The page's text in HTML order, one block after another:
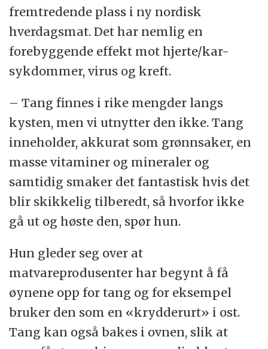
fremtredende plass i ny nordisk
hverdagsmat. Det har nemlig en
forebyggende effekt mot hjerte/kar-
sykdommer, virus og kreft.
– Tang finnes i rike mengder langs
kysten, men vi utnytter den ikke. Tang
inneholder, akkurat som grønnsaker, en
masse vitaminer og mineraler og
samtidig smaker det fantastisk hvis det
blir skikkelig tilberedt, så hvorfor ikke
gå ut og høste den, spør hun.
Hun gleder seg over at
matvareprodusenter har begynt å få
øynene opp for tang og for eksempel
bruker den som en «krydderurt» i ost.
Tang kan også bakes i ovnen, slik at